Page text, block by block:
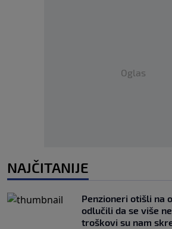
Oglas
NAJČITANIJE
Penzioneri otišli na
odlučili da se više
troškovi su nam